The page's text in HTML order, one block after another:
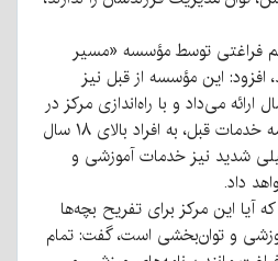
فراغتی توسط مؤسسه «مسیر
افزود: این مؤسسه از قبل نیز
را به افراد زیر ۱۸ سال ارائه می‌داد و با راه‌اندازی مرکز در
ساختمان جدید علاوه بر ادامه خدمات قبل، به افراد بالای ۱۸ سال
شدید نیز خدمات آموزشی و
داد.
آیا این مرکز برای تفریح بچه‌ها
و توان‌بخشی است، گفت: تمام